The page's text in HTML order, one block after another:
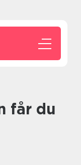
får du